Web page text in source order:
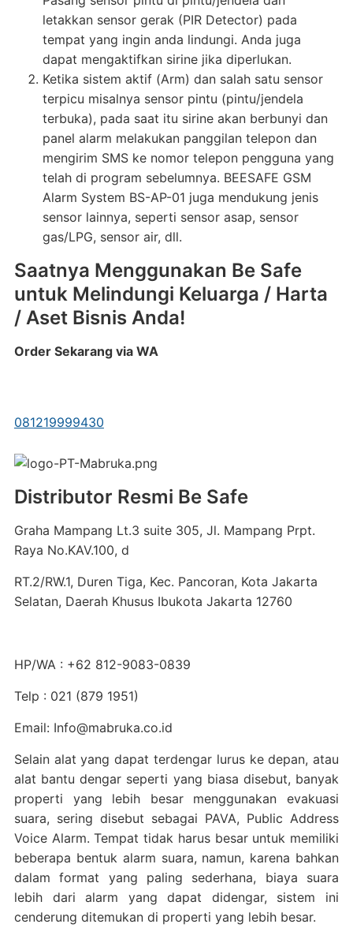
letakkan sensor gerak (PIR Detector) pada
tempat yang ingin anda lindungi. Anda juga
dapat mengaktifkan sirine jika diperlukan.
Ketika sistem aktif (Arm) dan salah satu sensor
terpicu misalnya sensor pintu (pintu/jendela
terbuka), pada saat itu sirine akan berbunyi dan
panel alarm melakukan panggilan telepon dan
mengirim SMS ke nomor telepon pengguna yang
telah di program sebelumnya. BEESAFE GSM
Alarm System BS-AP-01 juga mendukung jenis
sensor lainnya, seperti sensor asap, sensor
gas/LPG, sensor air, dll.
Saatnya Menggunakan Be Safe
untuk Melindungi Keluarga / Harta
/ Aset Bisnis Anda!
Order Sekarang via WA
081219999430
Distributor Resmi Be Safe
Graha Mampang Lt.3 suite 305, Jl. Mampang Prpt.
Raya No.KAV.100, d
RT.2/RW.1, Duren Tiga, Kec. Pancoran, Kota Jakarta
Selatan, Daerah Khusus Ibukota Jakarta 12760
HP/WA : +62 812-9083-0839
Telp : 021 (879 1951)
Email: Info@mabruka.co.id
Selain alat yang dapat terdengar lurus ke depan, atau
alat bantu dengar seperti yang biasa disebut, banyak
properti yang lebih besar menggunakan evakuasi
suara, sering disebut sebagai PAVA, Public Address
Voice Alarm. Tempat tidak harus besar untuk memiliki
beberapa bentuk alarm suara, namun, karena bahkan
dalam format yang paling sederhana, biaya suara
lebih dari alarm yang dapat didengar, sistem ini
cenderung ditemukan di properti yang lebih besar.